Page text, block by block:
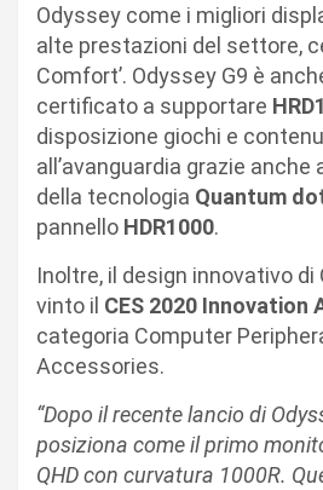
Odyssey come i migliori
alte prestazioni del settore,
Comfort’. Odyssey G9 è
certificato a supportare
disposizione giochi e
all’avanguardia grazie anche
della tecnologia Quantum
pannello HDR1000.
Inoltre, il design innovativo di
vinto il CES 2020 Innovation
categoria Computer
Accessories.
“Dopo il recente lancio di
posiziona come il primo
QHD con curvatura 1000R.